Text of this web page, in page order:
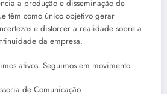
a produção e disseminação de
têm como único objetivo gerar
e distorcer a realidade sobre a
da empresa.
ativos. Seguimos em movimento.
de Comunicação